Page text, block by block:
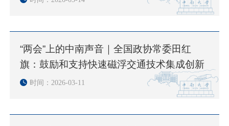
“两会”上的中南声音｜全国政协常委田红
旗：鼓励和支持快速磁浮交通技术集成创新
时间：2026-03-11